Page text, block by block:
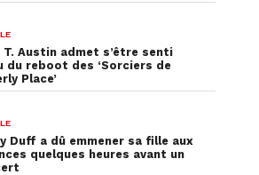
T. Austin admet s’être senti
du reboot des ‘Sorciers de
Place’
Duff a dû emmener sa fille aux
quelques heures avant un